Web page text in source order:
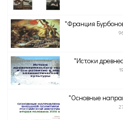
"Франция
"Истоки
"Основные